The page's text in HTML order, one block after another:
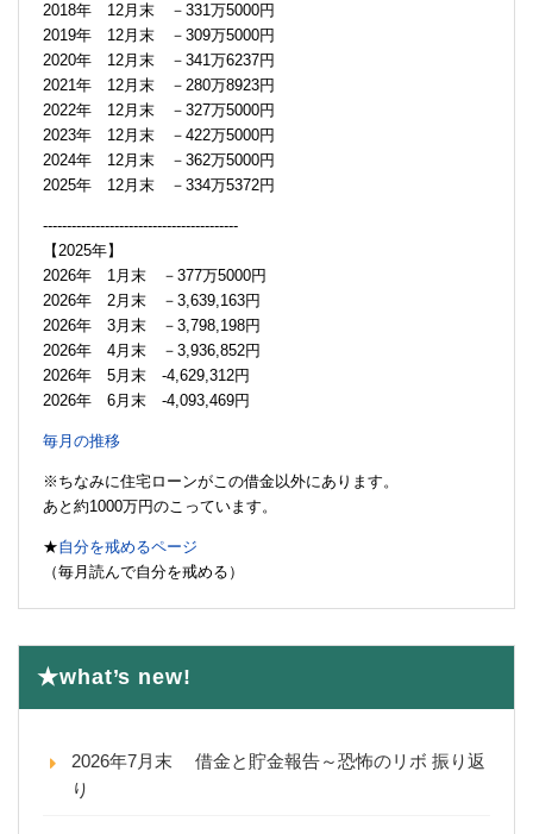
2018年 12月末 －331万5000円
2019年 12月末 －309万5000円
2020年 12月末 －341万6237円
2021年 12月末 －280万8923円
2022年 12月末 －327万5000円
2023年 12月末 －422万5000円
2024年 12月末 －362万5000円
2025年 12月末 －334万5372円
-----------------------------------------
【2025年】
2026年 1月末 －377万5000円
2026年 2月末 －3,639,163円
2026年 3月末 －3,798,198円
2026年 4月末 －3,936,852円
2026年 5月末 -4,629,312円
2026年 6月末 -4,093,469円
毎月の推移
※ちなみに住宅ローンがこの借金以外にあります。
あと約1000万円のこっています。
★自分を戒めるページ
（毎月読んで自分を戒める）
★what’s new!
2026年7月末 借金と貯金報告～恐怖のリボ 振り返
り